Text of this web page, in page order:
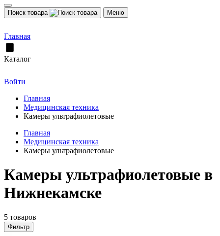
Поиск товара Меню
Главная
Каталог
Войти
Главная
Медицинская техника
Камеры ультрафиолетовые
Главная
Медицинская техника
Камеры ультрафиолетовые
Камеры ультрафиолетовые в
Нижнекамске
5 товаров
Фильтр